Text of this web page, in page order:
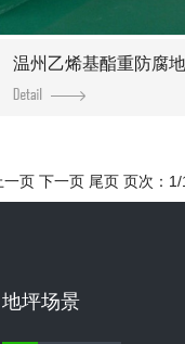
温州乙烯基酯重防腐
一页 下一页 尾页 页次：
地坪场景